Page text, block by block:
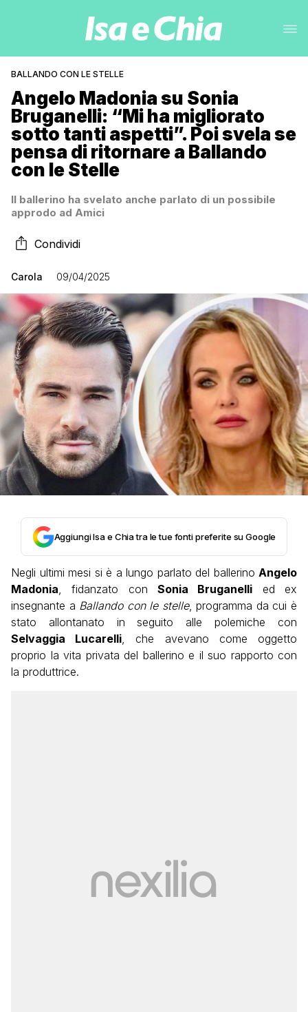
BALLANDO CON LE STELLE
Angelo Madonia su Sonia
Bruganelli: “Mi ha migliorato
sotto tanti aspetti”. Poi svela se
pensa di ritornare a Ballando
con le Stelle
Il ballerino ha svelato anche parlato di un possibile
approdo ad Amici
Condividi
Carola 09/04/2025
Aggiungi Isa e Chia tra le tue fonti preferite su Google
Negli ultimi mesi si è a lungo parlato del ballerino Angelo
Madonia , fidanzato con Sonia Bruganelli ed ex
insegnante a Ballando con le stelle, programma da cui è
stato allontanato in seguito alle polemiche con
Selvaggia Lucarelli , che avevano come oggetto
proprio la vita privata del ballerino e il suo rapporto con
la produttrice.